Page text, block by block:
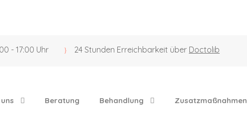
- 17:00 Uhr 24 Stunden Erreichbarkeit über Doctolib
Beratung Behandlung Zusatzmaßnahmen